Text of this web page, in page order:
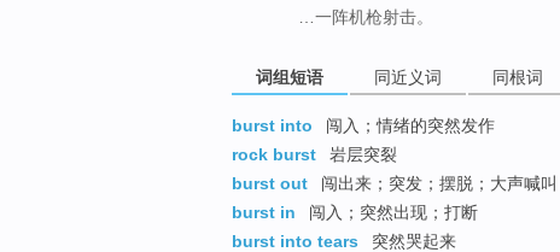
…一阵机枪射击。
词组短语 同近义词 同根词
burst into
闯入；情绪的突然发作
rock burst
岩层突裂
burst out
闯出来；突发；摆脱；大声喊叫
burst in
闯入；突然出现；打断
burst into tears
突然哭起来